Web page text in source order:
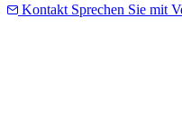
Kontakt Sprechen Sie mit